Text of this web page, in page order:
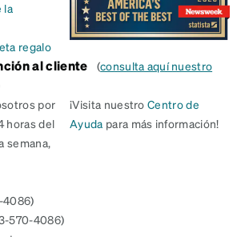
la
regalo
al cliente (consulta aquí nuestro
por
horas del
semana,
4086)
570-4086)
¡Visita nuestroCentro de
Ayuda para más información!